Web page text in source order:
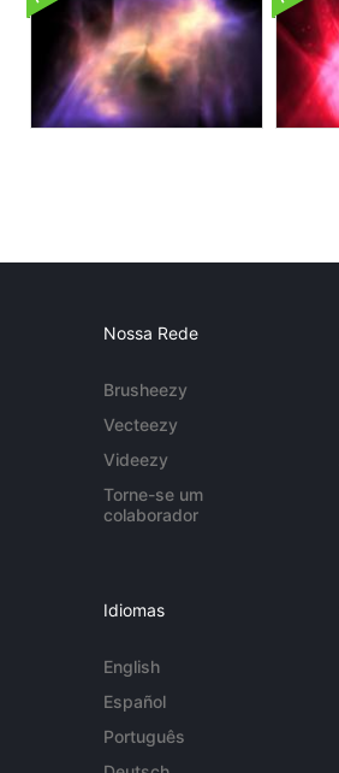
Nossa Rede
Brusheezy
Vecteezy
Videezy
Torne-se um
colaborador
Idiomas
English
Español
Português